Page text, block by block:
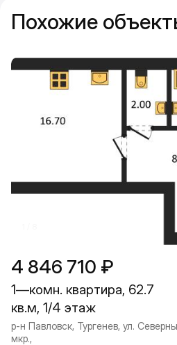
Похожие
4 846 710 ₽
1—комн. квартира, 62.7
кв.м, 1/4 этаж
р-н Павловск, Тургенев, ул.
мкр.,
Прокрутить влево